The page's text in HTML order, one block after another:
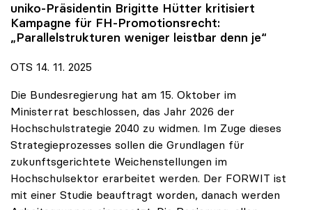
uniko-Präsidentin Brigitte Hütter kritisiert
Kampagne für FH-Promotionsrecht:
„Parallelstrukturen weniger leistbar denn je“
OTS 14. 11. 2025
Die Bundesregierung hat am 15. Oktober im
Ministerrat beschlossen, das Jahr 2026 der
Hochschulstrategie 2040 zu widmen. Im Zuge dieses
Strategieprozesses sollen die Grundlagen für
zukunftsgerichtete Weichenstellungen im
Hochschulsektor erarbeitet werden. Der FORWIT ist
mit einer Studie beauftragt worden, danach werden